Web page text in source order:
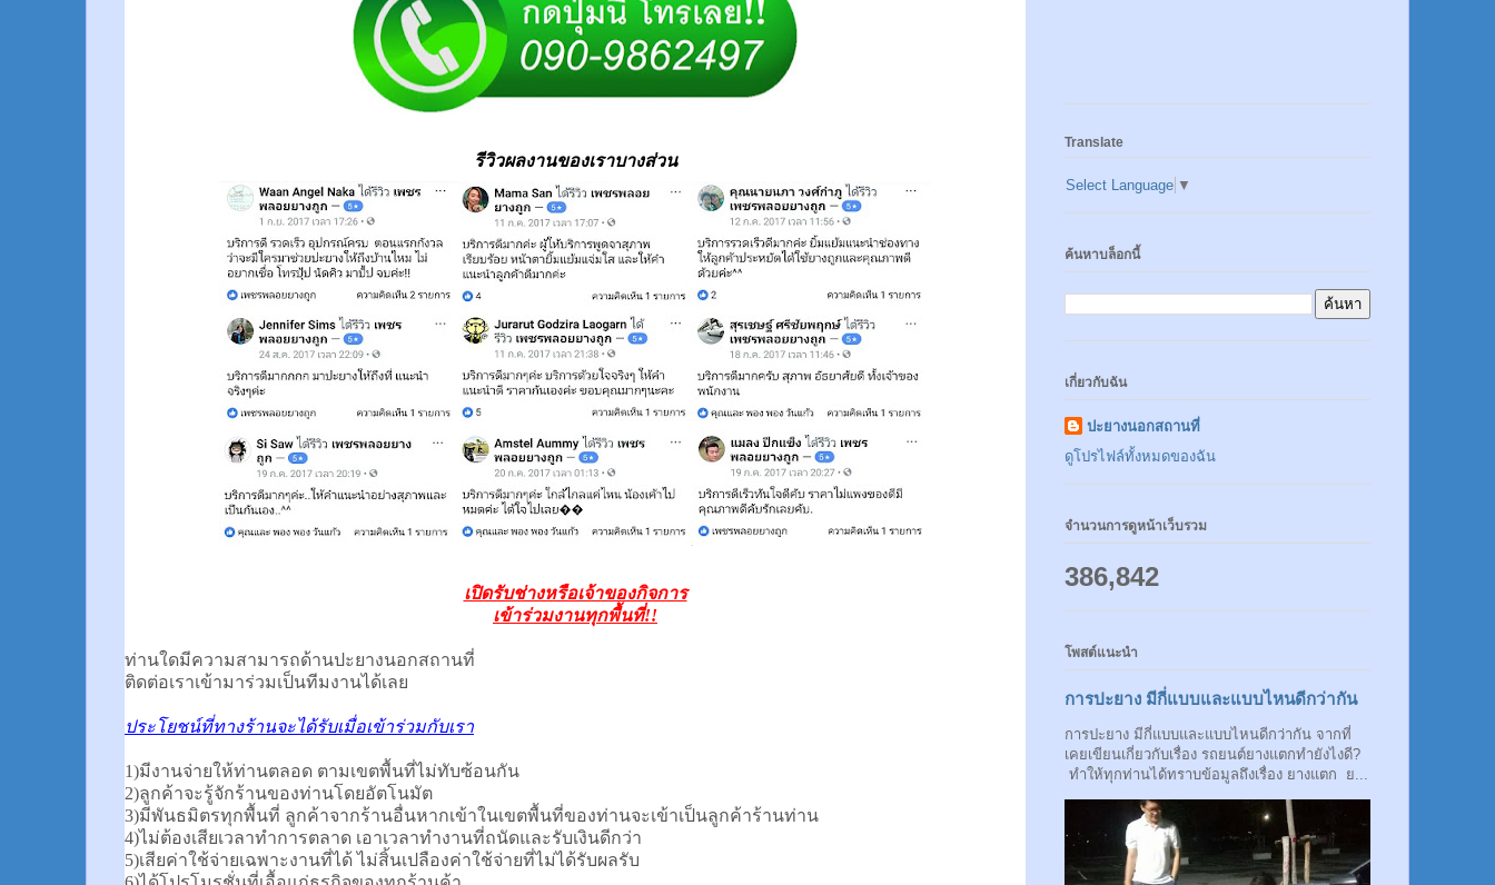
รีวิวผลงานของเราบางส่วน
เปิดรับช่างหรือเจ้าของกิจการ
เข้าร่วมงานทุกพื้นที่!!
ท่านใดมีความสามารถด้านปะยางนอกสถานที่
ติดต่อเราเข้ามาร่วมเป็นทีมงานได้เลย
ประโยชน์ที่ทางร้านจะได้รับเมื่อเข้าร่วมกับเรา
1)มีงานจ่ายให้ท่านตลอด ตามเขตพื้นที่ไม่ทับซ้อนกัน
2)ลูกค้าจะรู้จักร้านของท่านโดยอัตโนมัต
3)มีพันธมิตรทุกพื้นที่ ลูกค้าจากร้านอื่นหากเข้าในเขตพื้นที่ของท่านจะเข้าเป็นลูกค้าร้านท่าน
4)ไม่ต้องเสียเวลาทำการตลาด เอาเวลาทำงานที่ถนัดและรับเงินดีกว่า
5)เสียค่าใช้จ่ายเฉพาะงานที่ได้ ไม่สิ้นเปลืองค่าใช้จ่ายที่ไม่ได้รับผลรับ
Translate
Select Language ▼
ค้นหาบล็อกนี้
เกี่ยวกับฉัน
ปะยางนอกสถานที่
ดูโปรไฟล์ทั้งหมดของฉัน
จำนวนการดูหน้าเว็บรวม
386,842
โพสต์แนะนำ
การปะยาง มีกี่แบบและแบบไหนดีกว่ากัน
การปะยาง มีกี่แบบและแบบไหนดีกว่ากัน จากที่
เคยเขียนเกี่ยวกับเรื่อง รถยนต์ยางแตกทำยังไงดี?
ทำให้ทุกท่านได้ทราบข้อมูลถึงเรื่อง ยางแตก ย...